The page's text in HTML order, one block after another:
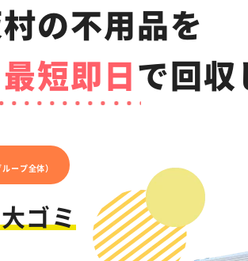
の不用品を
短即日で回
ループ全体）
ゴミ